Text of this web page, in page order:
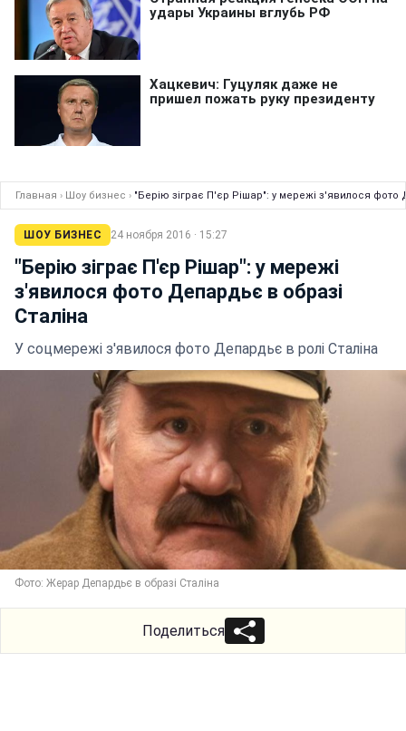
Главная › Шоу бизнес › "Берію зіграє П'єр Рішар": у мережі з'явилося фото
ШОУ БИЗНЕС 24 ноября 2016 · 15:27
"Берію зіграє П'єр Рішар": у мережі
з'явилося фото Депардьє в образі
Сталіна
У соцмережі з'явилося фото Депардьє в ролі Сталіна
Фото: Жерар Депардьє в образі Сталіна
Поделиться